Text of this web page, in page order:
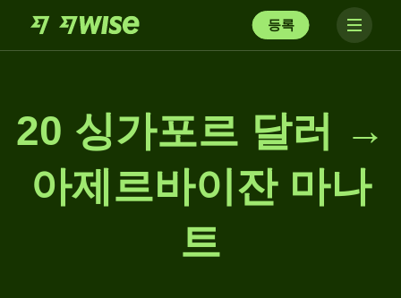
등록
20 싱가포르 달러 →
아제르바이잔 마나
트